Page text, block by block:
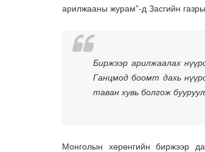
арилжааны журам”-д Засгийн
Биржээр арилжаалах
Ганцмод боомт дахь
таван хувь болгож
Монголын хөрөнгийн биржээр